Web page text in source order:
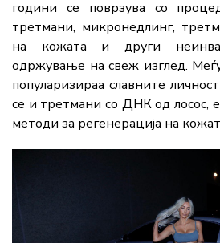
години се поврзува со
третмани, микронедлинг,
на кожата и други
одржување на свеж изглед.
популаризираа славните
се и третмани со ДНК од лосос,
методи за регенерација на